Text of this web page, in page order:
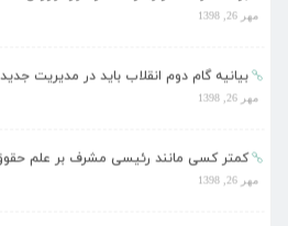
بیانیه گام دوم انقلاب باید در مدیریت
کمتر کسی مانند رئیسی مشرف بر علم حقوق